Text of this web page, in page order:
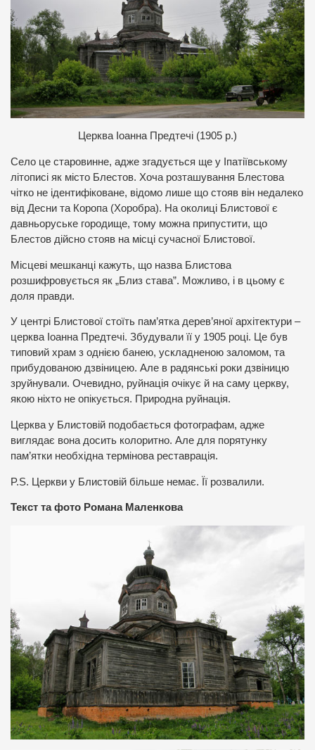
Церква Іоанна Предтечі (1905 р.)
Село це старовинне, адже згадується ще у Іпатіївському
літописі як місто Блестов. Хоча розташування Блестова
чітко не ідентифіковане, відомо лише що стояв він недалеко
від Десни та Коропа (Хоробра). На околиці Блистової є
давньоруське городище, тому можна припустити, що
Блестов дійсно стояв на місці сучасної Блистової.
Місцеві мешканці кажуть, що назва Блистова
розшифровується як „Близ става”. Можливо, і в цьому є
доля правди.
У центрі Блистової стоїть пам’ятка дерев’яної архітектури –
церква Іоанна Предтечі. Збудували її у 1905 році. Це був
типовий храм з однією банею, ускладненою заломом, та
прибудованою дзвіницею. Але в радянські роки дзвіницю
зруйнували. Очевидно, руйнація очікує й на саму церкву,
якою ніхто не опікується. Природна руйнація.
Церква у Блистовій подобається фотографам, адже
виглядає вона досить колоритно. Але для порятунку
пам’ятки необхідна термінова реставрація.
P.S. Церкви у Блистовій більше немає. Її розвалили.
Текст та фото Романа Маленкова